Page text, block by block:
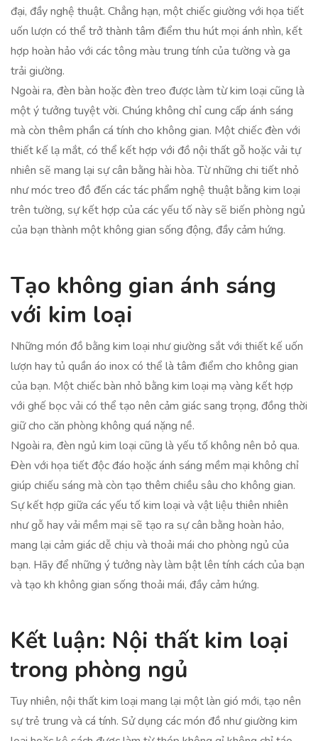
đại, đầy nghệ thuật. Chẳng hạn, một chiếc giường với họa tiết
uốn lượn có thể trở thành tâm điểm thu hút mọi ánh nhìn, kết
hợp hoàn hảo với các tông màu trung tính của tường và ga
trải giường.
Ngoài ra, đèn bàn hoặc đèn treo được làm từ kim loại cũng là
một ý tưởng tuyệt vời. Chúng không chỉ cung cấp ánh sáng
mà còn thêm phần cá tính cho không gian. Một chiếc đèn với
thiết kế lạ mắt, có thể kết hợp với đồ nội thất gỗ hoặc vải tự
nhiên sẽ mang lại sự cân bằng hài hòa. Từ những chi tiết nhỏ
như móc treo đồ đến các tác phẩm nghệ thuật bằng kim loại
trên tường, sự kết hợp của các yếu tố này sẽ biến phòng ngủ
của bạn thành một không gian sống động, đầy cảm hứng.
Tạo không gian ánh sáng
với kim loại
Những món đồ bằng kim loại như giường sắt với thiết kế uốn
lượn hay tủ quần áo inox có thể là tâm điểm cho không gian
của bạn. Một chiếc bàn nhỏ bằng kim loại mạ vàng kết hợp
với ghế bọc vải có thể tạo nên cảm giác sang trọng, đồng thời
giữ cho căn phòng không quá nặng nề.
Ngoài ra, đèn ngủ kim loại cũng là yếu tố không nên bỏ qua.
Đèn với họa tiết độc đáo hoặc ánh sáng mềm mại không chỉ
giúp chiếu sáng mà còn tạo thêm chiều sâu cho không gian.
Sự kết hợp giữa các yếu tố kim loại và vật liệu thiên nhiên
như gỗ hay vải mềm mại sẽ tạo ra sự cân bằng hoàn hảo,
mang lại cảm giác dễ chịu và thoải mái cho phòng ngủ của
bạn. Hãy để những ý tưởng này làm bật lên tính cách của bạn
và tạo kh không gian sống thoải mái, đầy cảm hứng.
Kết luận: Nội thất kim loại
trong phòng ngủ
Tuy nhiên, nội thất kim loại mang lại một làn gió mới, tạo nên
sự trẻ trung và cá tính. Sử dụng các món đồ như giường kim